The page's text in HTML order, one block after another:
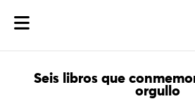
Seis libros que
orgullo